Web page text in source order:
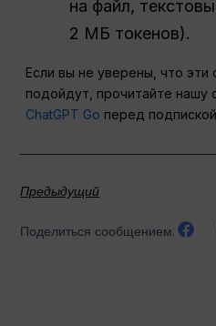
на файл,
2 МБ токенов).
Если вы не уверены, что эти
подойдут, прочитайте нашу
ChatGPT Go перед
Предыдущий
Поделиться сообщением: